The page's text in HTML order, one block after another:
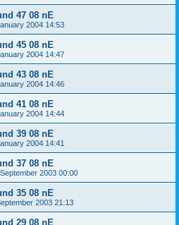
47 08 nE
2004 14:53
45 08 nE
2004 14:47
43 08 nE
2004 14:46
41 08 nE
2004 14:44
39 08 nE
2004 14:41
37 08 nE
2003 00:00
35 08 nE
2003 21:13
29 08 nE